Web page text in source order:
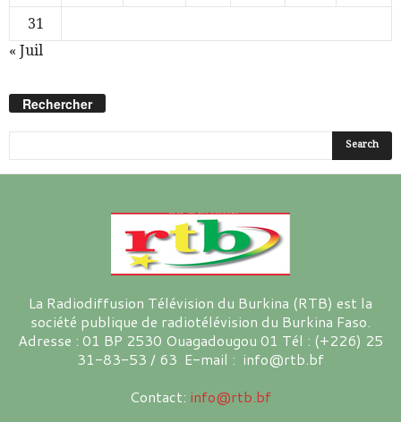
31
« Juil
Rechercher
La Radiodiffusion Télévision du Burkina (RTB) est la
société publique de radiotélévision du Burkina Faso.
Adresse : 01 BP 2530 Ouagadougou 01 Tél : (+226) 25
31-83-53 / 63 E-mail : info@rtb.bf
Contact: info@rtb.bf